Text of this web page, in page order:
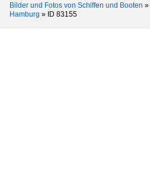
Bilder und Fotos von Schiffen und Booten »
Hamburg » ID 83155